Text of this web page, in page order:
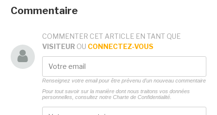
Commentaire
COMMENTER CET ARTICLE EN TANT QUE
VISITEUR OU CONNECTEZ-VOUS
Renseignez votre email pour être prévenu d'un nouveau commentaire
Pour tout savoir sur la manière dont nous traitons vos données
personnelles, consultez notre Charte de Confidentialité.